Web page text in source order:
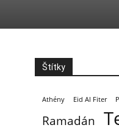
Štítky
Athény Eid Al Fiter
Ramadán